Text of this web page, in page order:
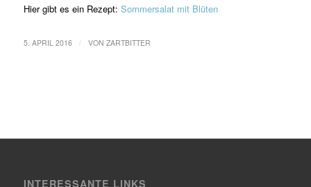
Hier gibt es ein Rezept: Sommersalat mit Blüten
5. APRIL 2016 VON ZARTBITTER
INTERESSANTE LINKS